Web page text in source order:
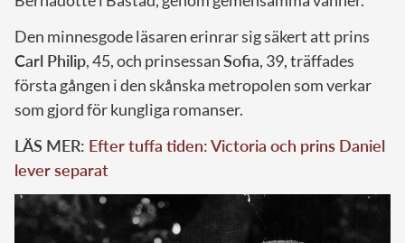
Den minnesgode läsaren erinrar sig säkert att prins
Carl Philip, 45, och prinsessanSofia, 39, träffades
första gången i den skånska metropolen som verkar
som gjord för kungliga romanser.
LÄS MER: Efter tuffa tiden: Victoria och prins Daniel
lever separat